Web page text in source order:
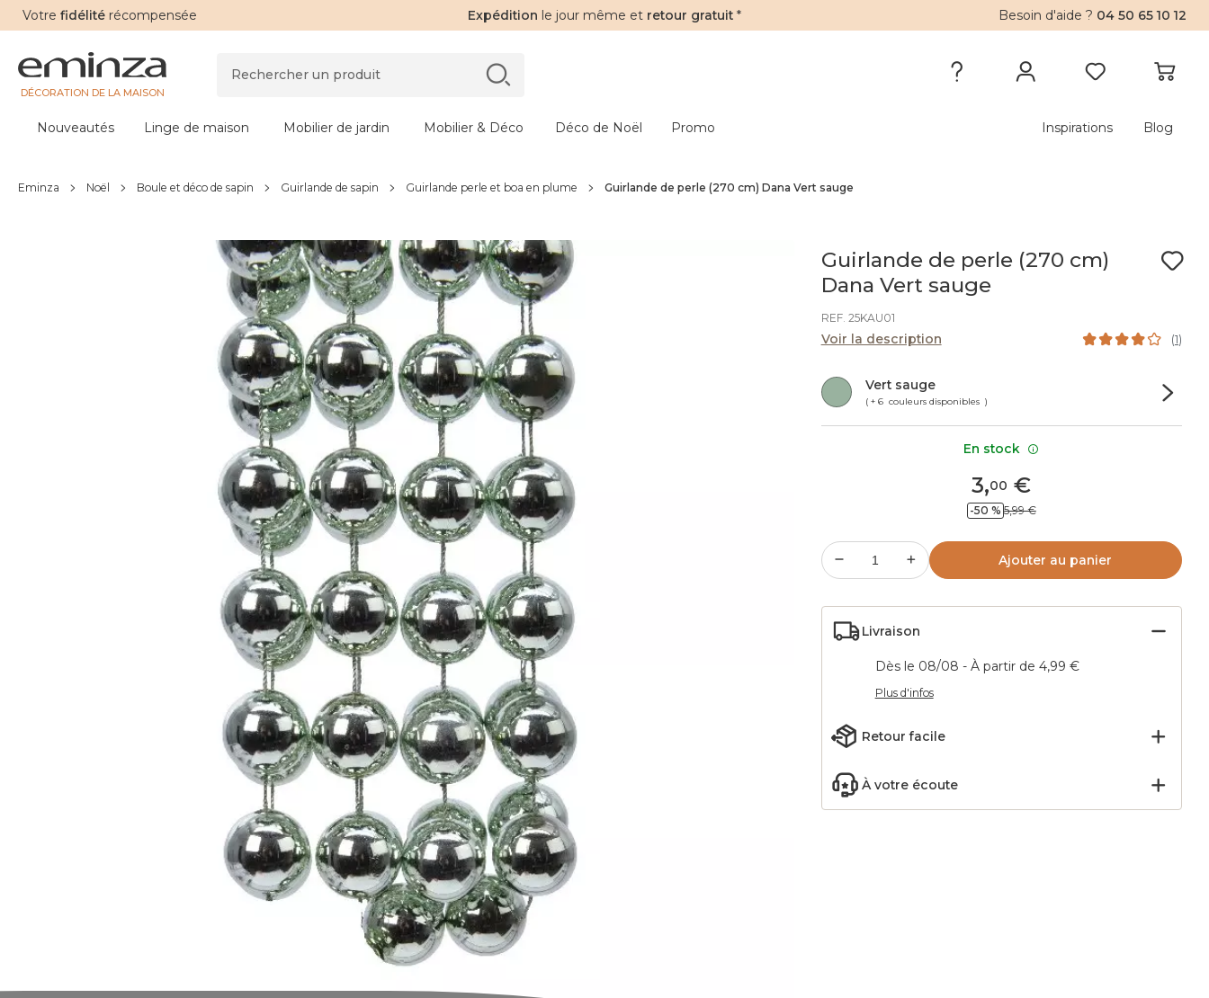
Votre fidélité récompensée Expédition le jour même et retour gratuit * Besoin d'aide ? 04 50 65 10 12
DÉCORATION DE LA MAISON
Nouveautés Linge de maison Mobilier de jardin Mobilier & Déco Déco de Noël Promo Inspirations Blog
Eminza Noël Boule et déco de sapin Guirlande de sapin Guirlande perle et boa en plume Guirlande de perle (270 cm) Dana Vert sauge
Guirlande de perle (270 cm)
Dana Vert sauge
REF. 25KAU01
Voir la description (1)
Vert sauge
( + 6 couleurs disponibles )
3,00 €
-50 % 5,99 €
Ajouter au panier
Livraison
Dès le 08/08 - À partir de 4,99 €
Plus d'infos
Retour facile
À votre écoute